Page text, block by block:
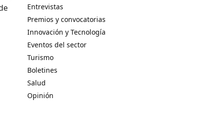
Entrevistas
Premios y convocatorias
Innovación y Tecnología
Eventos del sector
Turismo
Boletines
Salud
Opinión